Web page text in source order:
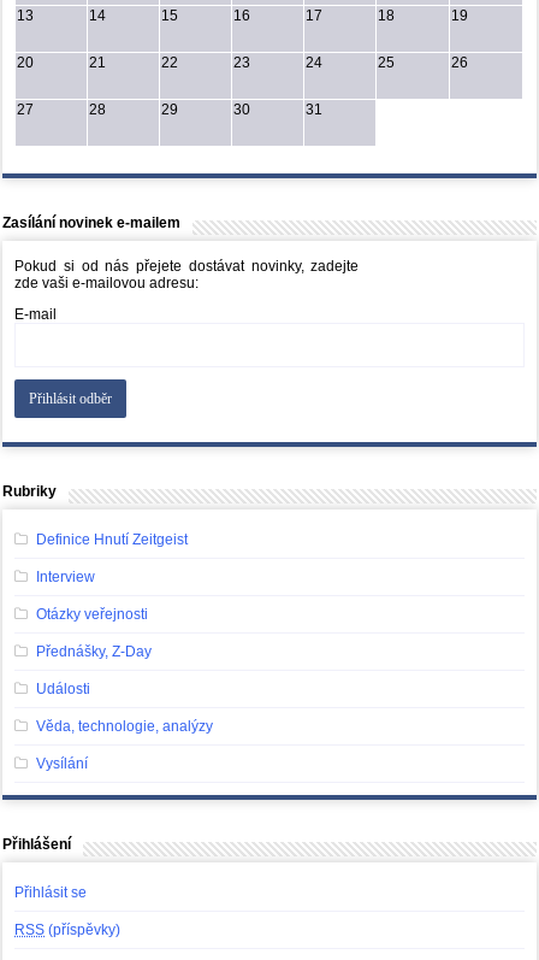
13 14 15 16 17 18 19
20 21 22 23 24 25 26
27 28 29 30 31
Zasílání novinek e-mailem
Pokud si od nás přejete dostávat novinky, zadejte
zde vaši e-mailovou adresu:
E-mail
Rubriky
Definice Hnutí Zeitgeist
Interview
Otázky veřejnosti
Přednášky, Z-Day
Události
Věda, technologie, analýzy
Vysílání
Přihlášení
Přihlásit se
RSS (příspěvky)